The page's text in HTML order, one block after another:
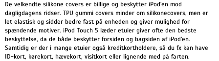
De velkendte silikone covers er billige og beskytter iPod'en mod
dagligdagens ridser. TPU gummi covers minder om silikonecovers, men er
let elastisk og sidder bedre fast på enheden og giver mulighed for
spændende motiver. iPod Touch 5 læder etuier giver ofte den bedste
beskyttelse, da de både beskytter forsiden og bagsiden af iPod'en.
Samtidig er der i mange etuier også kreditkortholdere, så du fx kan have
ID-kort, kørekort, hævekort, visitkort eller lignende med på farten.